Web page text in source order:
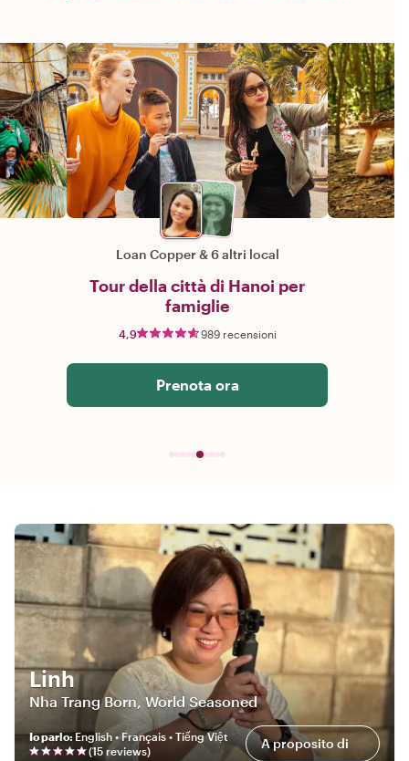
Loan Copper &6 altri local
Tour della città di Hanoi per
famiglie
4,9 989 recensioni
Prenota ora
Linh
Nha Trang Born, World Seasoned
Io parlo: English • Français • Tiếng Việt
(15 reviews) A proposito di